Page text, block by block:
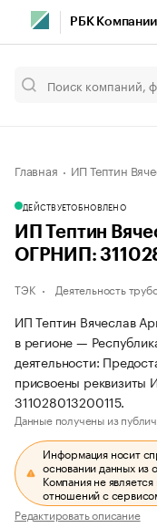
РБК Компании
Главная ИП Тептин
ДЕЙСТВУЕТОБНОВЛЕНО
ИП Тептин
ОГРНИП:
ТЭК Деятельность
ИП Тептин Вячеслав
в регионе —
деятельности:
присвоены
311028013200115.
Данные получены из
Информация носит
основании данных из
Компания не
отношений с
Редактировать описание